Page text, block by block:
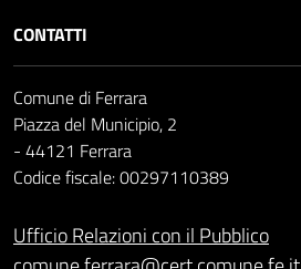
CONTATTI
Comune di Ferrara
Piazza del Municipio, 2
- 44121 Ferrara
Codice fiscale: 00297110389
Ufficio Relazioni con il Pubblico